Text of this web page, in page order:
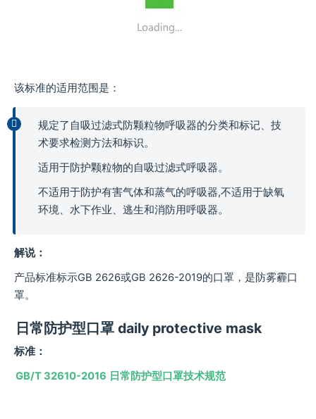
该标准的适用范围是：
规定了自吸过滤式防颗粒物呼吸器的分类和标记、技
术要求检测方法和标识。
适用于防护颗粒物的自吸过滤式呼吸器。
不适用于防护有害气体和蒸气的呼吸器,不适用于缺氧
环境、水下作业、逃生和消防用呼吸器。
解说：
产品标准标示GB 2626或GB 2626-2019的口罩，是防雾霾口
罩。
日常防护型口罩 daily protective mask
标准：
GB/T 32610-2016 日常防护型口罩技术规范